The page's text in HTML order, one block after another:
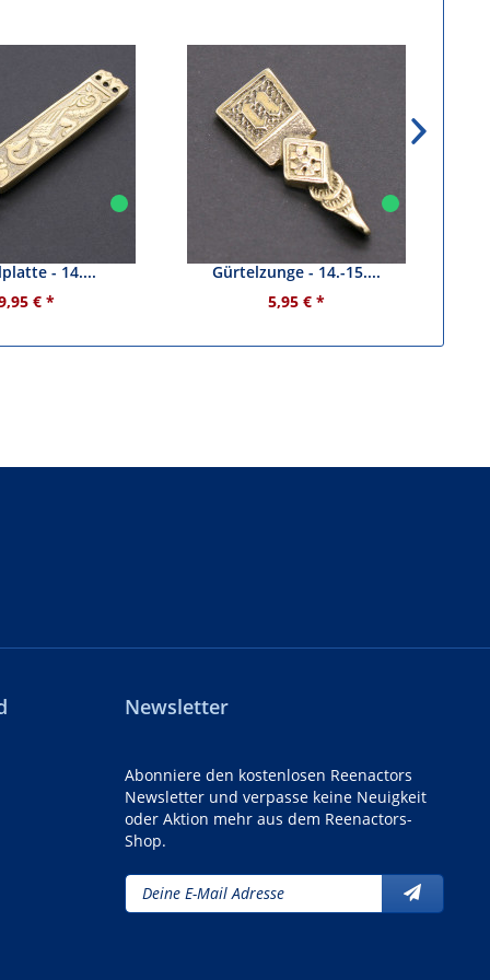
- 14....
€ *
Riemenendbeschlag /
Gürtelzunge - 14.-15....
5,95 € *
Newsletter
Abonniere den kostenlosen Reenactors
Newsletter und verpasse keine Neuigkeit
oder Aktion mehr aus dem Reenactors-
Shop.